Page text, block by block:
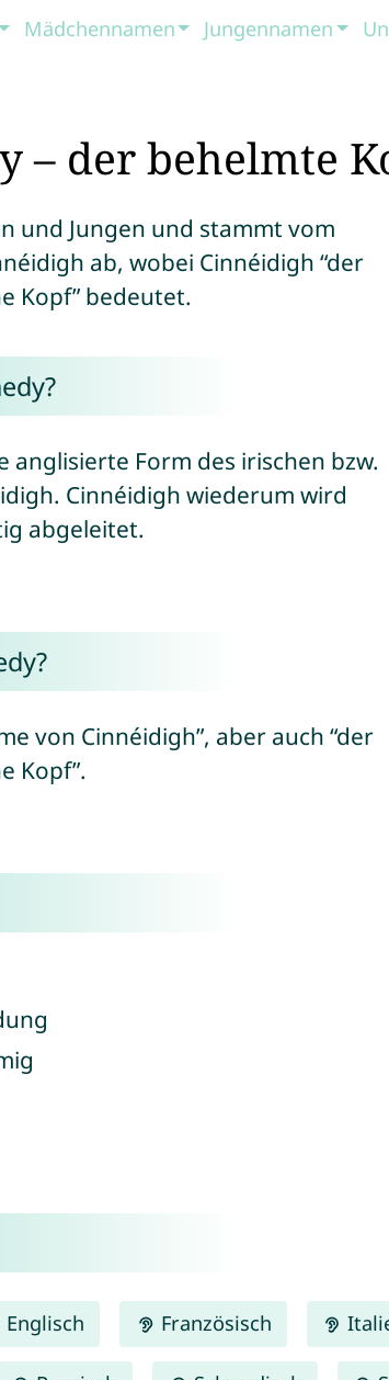
Mädchennamen Jungennamen
– der behelmte
und Jungen und stammt vom
ab, wobei Cinnéidigh “der
Kopf” bedeutet.
anglisierte Form des irischen bzw.
Cinnéidigh wiederum wird
abgeleitet.
von Cinnéidigh”, aber auch “der
Kopf”.
Englisch Französisch